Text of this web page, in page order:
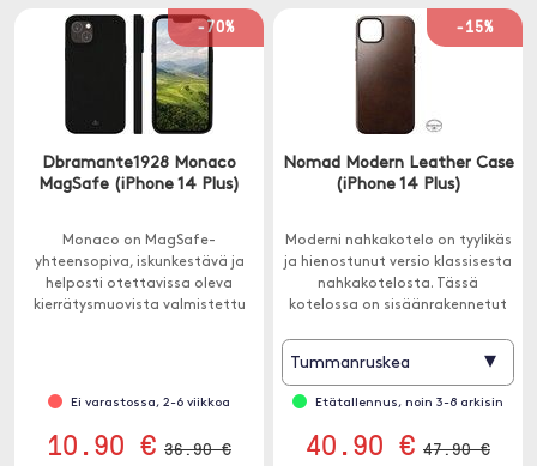
-70%
Dbramante1928 Monaco
MagSafe (iPhone 14 Plus)
Monaco on MagSafe-
yhteensopiva, iskunkestävä ja
helposti otettavissa oleva
kierrätysmuovista valmistettu
Ei varastossa, 2-6 viikkoa
10.90 € 36.90 €
-15%
Nomad Modern Leather Case
(iPhone 14 Plus)
Moderni nahkakotelo on tyylikäs
ja hienostunut versio klassisesta
nahkakotelosta. Tässä
kotelossa on sisäänrakennetut
ja muiden lisävarusteiden
Tummanruskea ▾
Etätallennus, noin 3-8 arkisin
40.90 € 47.90 €